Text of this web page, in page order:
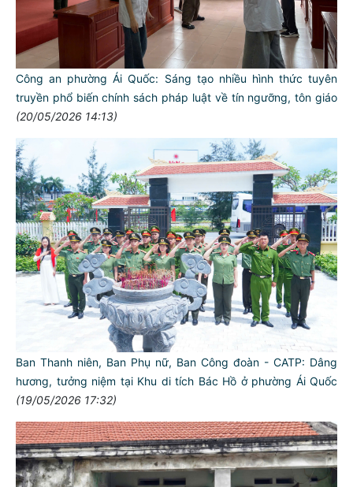
Công an phường Ái Quốc: Sáng tạo nhiều hình thức tuyên
truyền phổ biến chính sách pháp luật về tín ngưỡng, tôn giáo
(20/05/2026 14:13)
Ban Thanh niên, Ban Phụ nữ, Ban Công đoàn - CATP: Dâng
hương, tưởng niệm tại Khu di tích Bác Hồ ở phường Ái Quốc
(19/05/2026 17:32)